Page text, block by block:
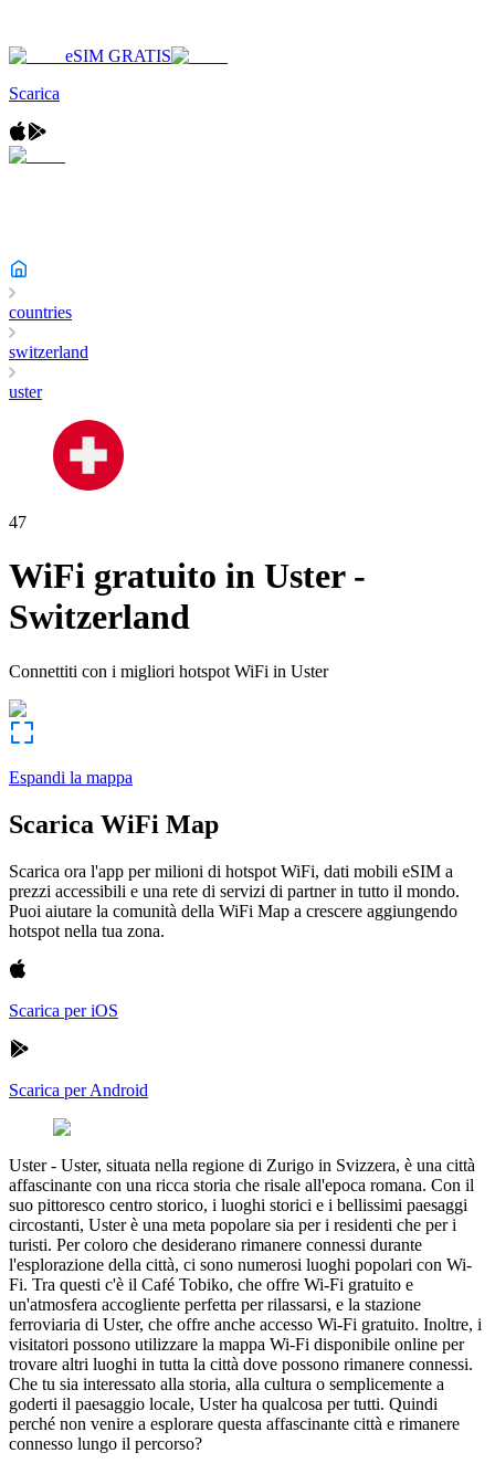
eSIM GRATIS
Scarica
countries
switzerland
uster
47
WiFi gratuito in Uster-
Switzerland
Connettiti con i migliori hotspot WiFi in Uster
Espandi la mappa
Scarica WiFi Map
Scarica ora l'app per milioni di hotspot WiFi, dati mobili eSIM a
prezzi accessibili e una rete di servizi di partner in tutto il mondo.
Puoi aiutare la comunità della WiFi Map a crescere aggiungendo
hotspot nella tua zona.
Scarica per iOS
Scarica per Android
Uster- Uster, situata nella regione di Zurigo in Svizzera, è una città
affascinante con una ricca storia che risale all'epoca romana. Con il
suo pittoresco centro storico, i luoghi storici e i bellissimi paesaggi
circostanti, Uster è una meta popolare sia per i residenti che per i
turisti. Per coloro che desiderano rimanere connessi durante
l'esplorazione della città, ci sono numerosi luoghi popolari con Wi-
Fi. Tra questi c'è il Café Tobiko, che offre Wi-Fi gratuito e
un'atmosfera accogliente perfetta per rilassarsi, e la stazione
ferroviaria di Uster, che offre anche accesso Wi-Fi gratuito. Inoltre, i
visitatori possono utilizzare la mappa Wi-Fi disponibile online per
trovare altri luoghi in tutta la città dove possono rimanere connessi.
Che tu sia interessato alla storia, alla cultura o semplicemente a
goderti il paesaggio locale, Uster ha qualcosa per tutti. Quindi
perché non venire a esplorare questa affascinante città e rimanere
connesso lungo il percorso?